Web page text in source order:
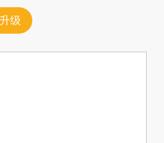
级